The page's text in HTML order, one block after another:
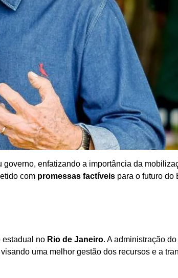
enfatizando a importância da
com promessas factíveis para o futuro do
estadual no Rio de Janeiro. A administração
uma melhor gestão dos recursos e a